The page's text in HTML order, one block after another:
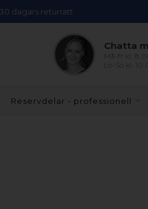
30 dagars returrätt
Chatta
Reservdelar - professionell